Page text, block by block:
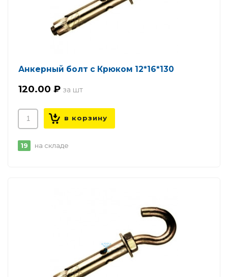
Анкерный болт с Крюком 12*16*130
120.00 ₽
19 на складе